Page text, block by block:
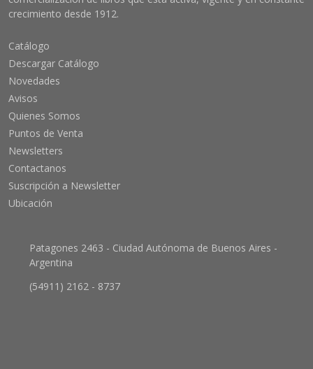
crecimiento desde 1912.
Catálogo
Descargar Catálogo
Novedades
Avisos
Quienes Somos
Puntos de Venta
Newsletters
Contactanos
Suscripción a Newsletter
Ubicación
Patagones 2463 - Ciudad Autónoma de Buenos Aires -
Argentina
(54911) 2162 - 8737